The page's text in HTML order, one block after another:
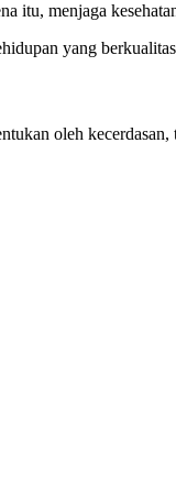
itu, menjaga
yang
oleh